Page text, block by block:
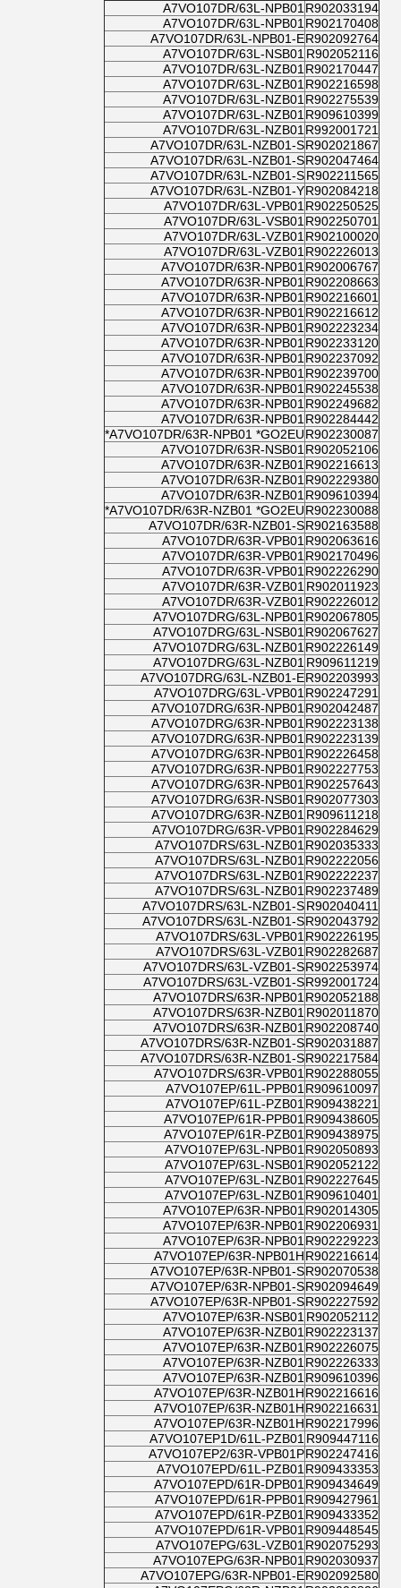
R902033194
A7VO107DR/63L-NPB01
R902170408
A7VO107DR/63L-NPB01
R902092764
A7VO107DR/63L-NPB01-E
R902052116
A7VO107DR/63L-NSB01
R902170447
A7VO107DR/63L-NZB01
R902216598
A7VO107DR/63L-NZB01
R902275539
A7VO107DR/63L-NZB01
R909610399
A7VO107DR/63L-NZB01
R992001721
A7VO107DR/63L-NZB01
R902021867
A7VO107DR/63L-NZB01-S
R902047464
A7VO107DR/63L-NZB01-S
R902211565
A7VO107DR/63L-NZB01-S
R902084218
A7VO107DR/63L-NZB01-Y
R902250525
A7VO107DR/63L-VPB01
R902250701
A7VO107DR/63L-VSB01
R902100020
A7VO107DR/63L-VZB01
R902226013
A7VO107DR/63L-VZB01
R902006767
A7VO107DR/63R-NPB01
R902208663
A7VO107DR/63R-NPB01
R902216601
A7VO107DR/63R-NPB01
R902216612
A7VO107DR/63R-NPB01
R902223234
A7VO107DR/63R-NPB01
R902233120
A7VO107DR/63R-NPB01
R902237092
A7VO107DR/63R-NPB01
R902239700
A7VO107DR/63R-NPB01
R902245538
A7VO107DR/63R-NPB01
R902249682
A7VO107DR/63R-NPB01
R902284442
A7VO107DR/63R-NPB01
R902230087
A7VO107DR/63R-NPB01 *GO2EU*
R902052106
A7VO107DR/63R-NSB01
R902216613
A7VO107DR/63R-NZB01
R902229380
A7VO107DR/63R-NZB01
R909610394
A7VO107DR/63R-NZB01
R902230088
A7VO107DR/63R-NZB01 *GO2EU*
R902163588
A7VO107DR/63R-NZB01-S
R902063616
A7VO107DR/63R-VPB01
R902170496
A7VO107DR/63R-VPB01
R902226290
A7VO107DR/63R-VPB01
R902011923
A7VO107DR/63R-VZB01
R902226012
A7VO107DR/63R-VZB01
R902067805
A7VO107DRG/63L-NPB01
R902067627
A7VO107DRG/63L-NSB01
R902226149
A7VO107DRG/63L-NZB01
R909611219
A7VO107DRG/63L-NZB01
R902203993
A7VO107DRG/63L-NZB01-E
R902247291
A7VO107DRG/63L-VPB01
R902042487
A7VO107DRG/63R-NPB01
R902223138
A7VO107DRG/63R-NPB01
R902223139
A7VO107DRG/63R-NPB01
R902226458
A7VO107DRG/63R-NPB01
R902227753
A7VO107DRG/63R-NPB01
R902257643
A7VO107DRG/63R-NPB01
R902077303
A7VO107DRG/63R-NSB01
R909611218
A7VO107DRG/63R-NZB01
R902284629
A7VO107DRG/63R-VPB01
R902035333
A7VO107DRS/63L-NZB01
R902222056
A7VO107DRS/63L-NZB01
R902222237
A7VO107DRS/63L-NZB01
R902237489
A7VO107DRS/63L-NZB01
R902040411
A7VO107DRS/63L-NZB01-S
R902043792
A7VO107DRS/63L-NZB01-S
R902226195
A7VO107DRS/63L-VPB01
R902282687
A7VO107DRS/63L-VZB01
R902253974
A7VO107DRS/63L-VZB01-S
R992001724
A7VO107DRS/63L-VZB01-S
R902052188
A7VO107DRS/63R-NPB01
R902011870
A7VO107DRS/63R-NZB01
R902208740
A7VO107DRS/63R-NZB01
R902031887
A7VO107DRS/63R-NZB01-S
R902217584
A7VO107DRS/63R-NZB01-S
R902288055
A7VO107DRS/63R-VPB01
R909610097
A7VO107EP/61L-PPB01
R909438221
A7VO107EP/61L-PZB01
R909438605
A7VO107EP/61R-PPB01
R909438975
A7VO107EP/61R-PZB01
R902050893
A7VO107EP/63L-NPB01
R902052122
A7VO107EP/63L-NSB01
R902227645
A7VO107EP/63L-NZB01
R909610401
A7VO107EP/63L-NZB01
R902014305
A7VO107EP/63R-NPB01
R902206931
A7VO107EP/63R-NPB01
R902229223
A7VO107EP/63R-NPB01
R902216614
A7VO107EP/63R-NPB01H
R902070538
A7VO107EP/63R-NPB01-S
R902094649
A7VO107EP/63R-NPB01-S
R902227592
A7VO107EP/63R-NPB01-S
R902052112
A7VO107EP/63R-NSB01
R902223137
A7VO107EP/63R-NZB01
R902226075
A7VO107EP/63R-NZB01
R902226333
A7VO107EP/63R-NZB01
R909610396
A7VO107EP/63R-NZB01
R902216616
A7VO107EP/63R-NZB01H
R902216631
A7VO107EP/63R-NZB01H
R902217996
A7VO107EP/63R-NZB01H
R909447116
A7VO107EP1D/61L-PZB01
R902247416
A7VO107EP2/63R-VPB01P
R909433353
A7VO107EPD/61L-PZB01
R909434649
A7VO107EPD/61R-DPB01
R909427961
A7VO107EPD/61R-PPB01
R909433352
A7VO107EPD/61R-PZB01
R909448545
A7VO107EPD/61R-VPB01
R902075293
A7VO107EPG/63L-VZB01
R902030937
A7VO107EPG/63R-NPB01
R902092580
A7VO107EPG/63R-NPB01-E